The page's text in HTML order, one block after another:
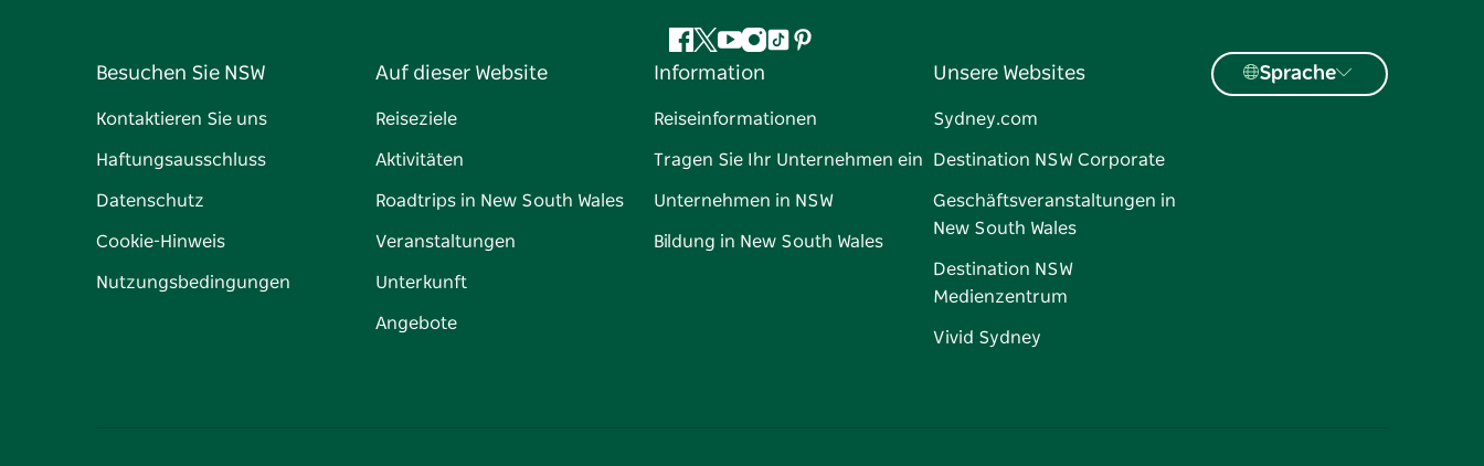
Facebook
Twitter
YouTube
Instagram
TikTokPinterest
Besuchen Sie NSW
Kontaktieren Sie uns
Haftungsausschluss
Datenschutz
Cookie-Hinweis
Nutzungsbedingungen
Auf dieser Website
Reiseziele
Aktivitäten
Roadtrips in New South Wales
Veranstaltungen
Unterkunft
Angebote
Information
Reiseinformationen
Tragen Sie Ihr Unternehmen ein
Unternehmen in NSW
Bildung in New South Wales
Unsere Websites
Sydney.com
Destination NSW Corporate
Geschäftsveranstaltungen in
New South Wales
Destination NSW
Medienzentrum
Vivid Sydney
Sprache